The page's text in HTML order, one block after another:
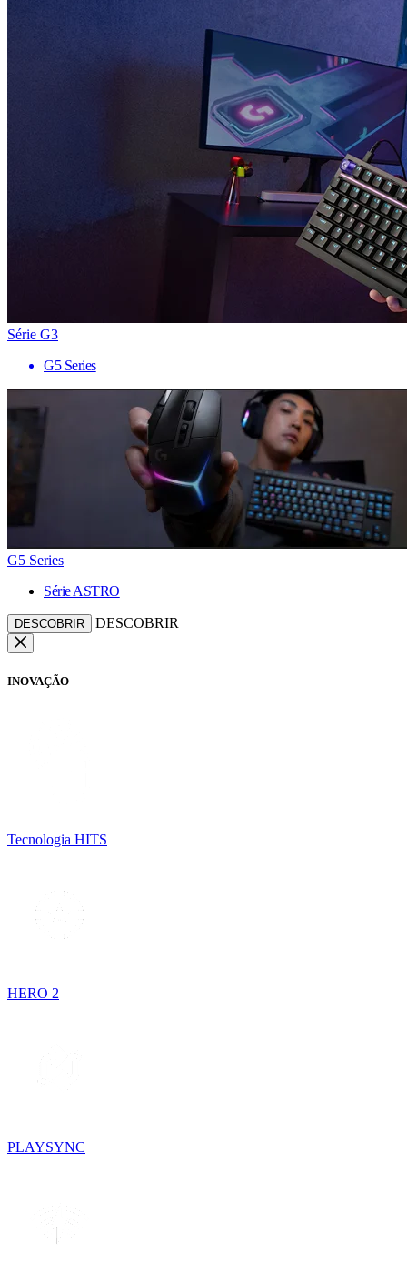
Série G3
G5 Series
G5 Series
Série ASTRO
DESCOBRIR DESCOBRIR
INOVAÇÃO
Tecnologia HITS
HERO 2
PLAYSYNC